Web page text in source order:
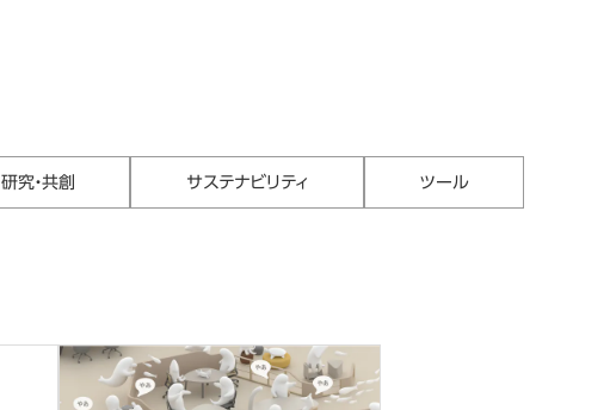
研究・共創 サステナビリティ ツール